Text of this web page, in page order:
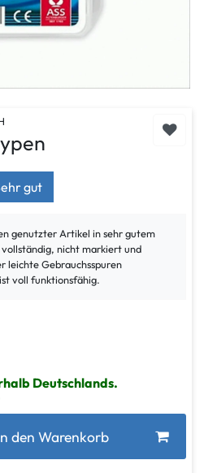
gut
genutzter Artikel in sehr gutem
nicht markiert und
leichte Gebrauchsspuren
voll funktionsfähig.
Deutschlands.
den Warenkorb